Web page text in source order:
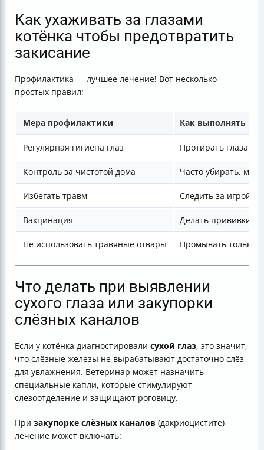
Как ухаживать за глазами
котёнка чтобы предотвратить
закисание
Профилактика — лучшее лечение! Вот несколько
простых правил:
Мера профилактики Как выполнять
Регулярная гигиена глаз Протирать глаза
Контроль за чистотой дома Часто убирать,
Избегать травм Следить за игрой
Вакцинация Делать прививки
Не использовать травяные отвары Промывать только
Что делать при выявлении
сухого глаза или закупорки
слёзных каналов
Если у котёнка диагностировали сухой глаз, это значит,
что слёзные железы не вырабатывают достаточно слёз
для увлажнения. Ветеринар может назначить
специальные капли, которые стимулируют
слезоотделение и защищают роговицу.
При закупорке слёзных каналов (дакриоцистите)
лечение может включать: